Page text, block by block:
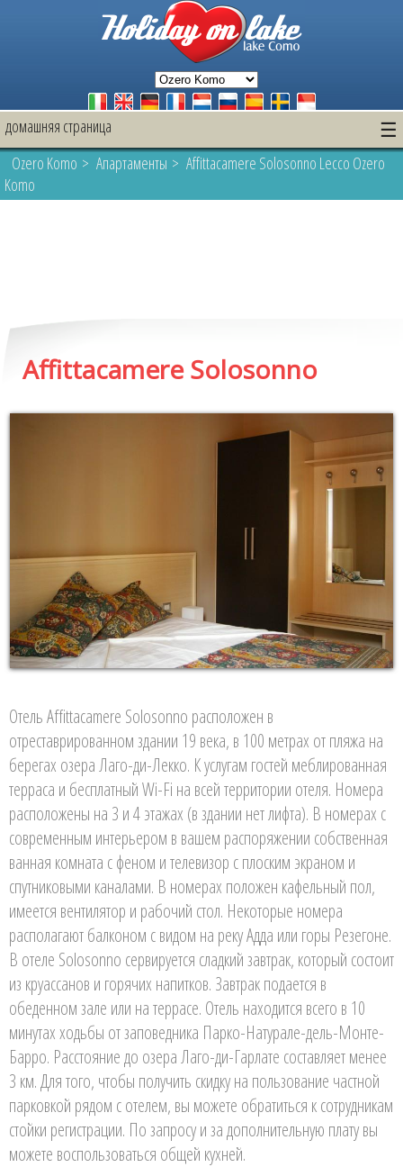
домашняя страница ☰
Ozero Komo > Апартаменты > Affittacamere Solosonno Lecco Ozero
Komo
Affittacamere Solosonno
Отель Affittacamere Solosonno расположен в
отреставрированном здании 19 века, в 100 метрах от пляжа на
берегах озера Лаго-ди-Лекко. К услугам гостей меблированная
терраса и бесплатный Wi-Fi на всей территории отеля. Номера
расположены на 3 и 4 этажах (в здании нет лифта). В номерах с
современным интерьером в вашем распоряжении собственная
ванная комната с феном и телевизор с плоским экраном и
спутниковыми каналами. В номерах положен кафельный пол,
имеется вентилятор и рабочий стол. Некоторые номера
располагают балконом с видом на реку Адда или горы Резегоне.
В отеле Solosonno сервируется сладкий завтрак, который состоит
из круассанов и горячих напитков. Завтрак подается в
обеденном зале или на террасе. Отель находится всего в 10
минутах ходьбы от заповедника Парко-Натурале-дель-Монте-
Барро. Расстояние до озера Лаго-ди-Гарлате составляет менее
3 км. Для того, чтобы получить скидку на пользование частной
парковкой рядом с отелем, вы можете обратиться к сотрудникам
стойки регистрации. По запросу и за дополнительную плату вы
можете воспользоваться общей кухней.